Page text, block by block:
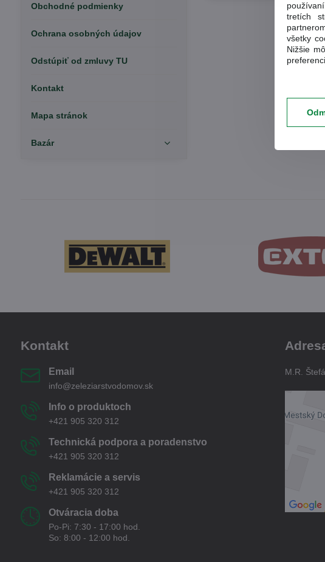
Obchodné podmienky
Ochrana osobných údajov
Odstúpiť od zmluvy TU
Kontakt
Mapa stránok
Bazár
Kontakt
Email
info@zeleziarstvodomov.sk
Info o produktoch
+421 905 320 312
Technická podpora a poradenstvo
+421 905 320 312
Reklamácie a servis
+421 905 320 312
Otváracia doba
Po-Pi: 7:30 - 17:00 hod.
So: 8:00 - 12:00 hod.
M.R.
tretích
všetky
Nižšie